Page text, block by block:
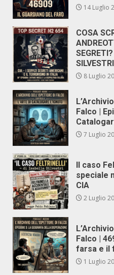
14 Luglio
COSA
SILVESTRI
8 Luglio
Falco |
7 Luglio
Il caso
speciale
CIA
2 Luglio
Falco |
farsa e il
1 Luglio